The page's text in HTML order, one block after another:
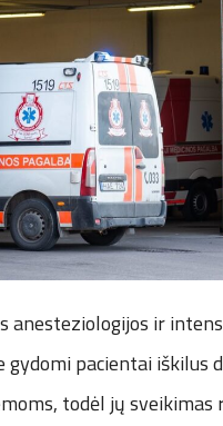
anesteziologijos ir
pacientai iškilus
todėl jų sveikimas